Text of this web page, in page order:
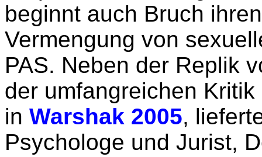
beginnt auch Bruch
Vermengung von
PAS. Neben der Replik
der umfangreichen
in Warshak 2005,
Psychologe und Jurist,